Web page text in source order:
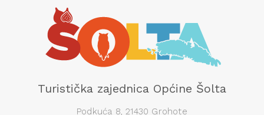
Turistička zajednica Općine Šolta
Podkuća 8, 21430 Grohote